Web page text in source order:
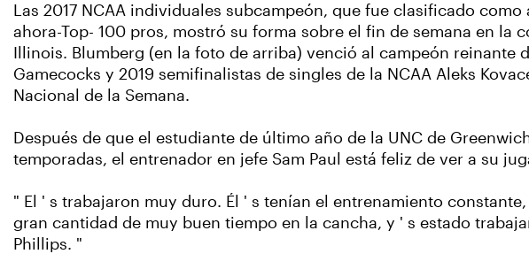
Las 2017 NCAA individuales subcampeón, que fue clasificado
ahora-Top- 100 pros, mostró su forma sobre el fin de semana en
Illinois. Blumberg (en la foto de arriba) venció al campeón
Gamecocks y 2019 semifinalistas de singles de la NCAA Aleks
Nacional de la Semana.
Después de que el estudiante de último año de la UNC de
temporadas, el entrenador en jefe Sam Paul está feliz de ver a su
" El ' s trabajaron muy duro. Él ' s tenían el entrenamiento
gran cantidad de muy buen tiempo en la cancha, y ' s estado
Phillips. "